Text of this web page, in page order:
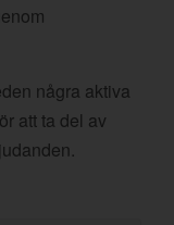
några aktiva
att ta del av